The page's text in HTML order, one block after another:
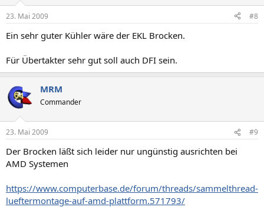
23. Mai 2009 #8
Ein sehr guter Kühler wäre der EKL Brocken.
Für Übertakter sehr gut soll auch DFI sein.
MRM
Commander
23. Mai 2009 #9
Der Brocken läßt sich leider nur ungünstig ausrichten bei
AMD Systemen
https://www.computerbase.de/forum/threads/sammelthread-
lueftermontage-auf-amd-plattform.571793/